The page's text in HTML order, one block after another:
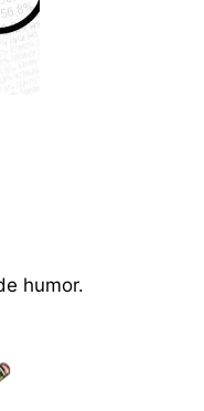
humor.